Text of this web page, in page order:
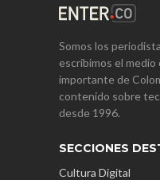
Somos los
escribimos el
importante de
contenido sobre
desde 1996.
SECCIONES
Cultura Digital